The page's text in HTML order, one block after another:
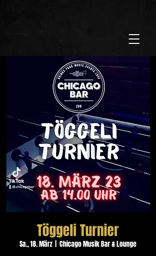
Töggeli Turnier
Sa., 18. März
  |
Chicago Musik Bar & Lounge